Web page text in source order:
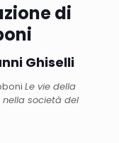
di
Ghiselli
Le vie della
società del